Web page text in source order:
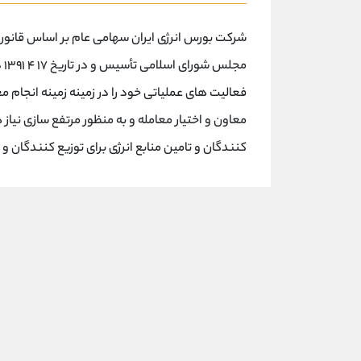
فعالیت های عملیاتی خود را در زمینه زمینه
معاون و اختیار معامله و به منظور مرتفع سازی
کنندگان و تامین منابع انرژی برای توزیع کنندگان و مصرف کنندگان از